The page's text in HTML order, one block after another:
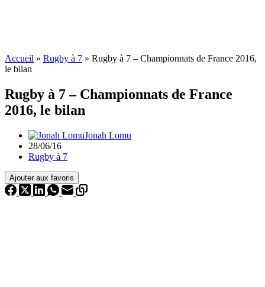
Accueil » Rugby à 7 » Rugby à 7 – Championnats de France 2016,
le bilan
Rugby à 7 – Championnats de France
2016, le bilan
Jonah Lomu
28/06/16
Rugby à 7
Ajouter aux favoris